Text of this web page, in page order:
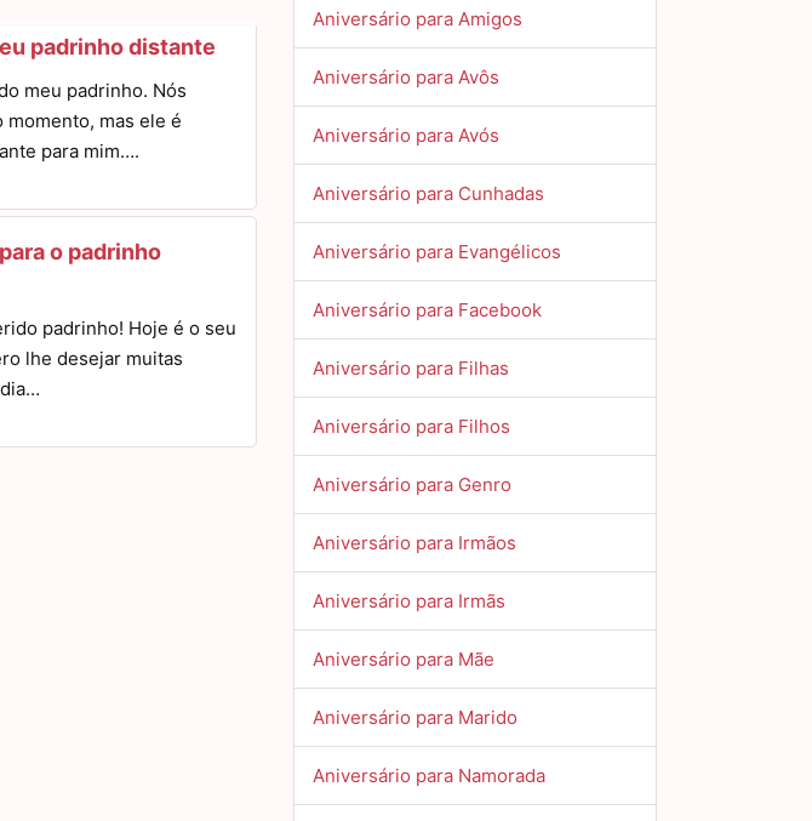
padrinho distante
meu padrinho. Nós
mas ele é
para mim….
o padrinho
padrinho! Hoje é o seu
lhe desejar muitas
Aniversário para Amigos
Aniversário para Avôs
Aniversário para Avós
Aniversário para Cunhadas
Aniversário para Evangélicos
Aniversário para Facebook
Aniversário para Filhas
Aniversário para Filhos
Aniversário para Genro
Aniversário para Irmãos
Aniversário para Irmãs
Aniversário para Mãe
Aniversário para Marido
Aniversário para Namorada